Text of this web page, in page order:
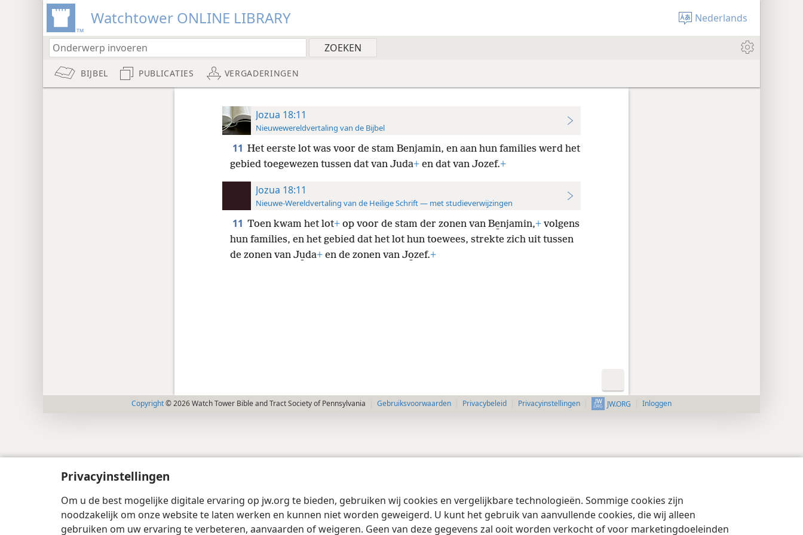
Privacyinstellingen
Om u de best mogelijke digitale ervaring op jw.org te bieden, gebruiken wij cookies en vergelijkbare technologieën. Sommige cookies zijn
noodzakelijk om onze website te laten werken en kunnen niet worden geweigerd. U kunt het gebruik van aanvullende cookies, die wij alleen
gebruiken om uw ervaring te verbeteren, aanvaarden of weigeren. Geen van deze gegevens zal ooit worden verkocht of voor marketingdoeleinden
Watchtower ONLINE LIBRARY Nederlands
BIJBEL PUBLICATIES VERGADERINGEN
Jozua 18:11
Nieuwewereldvertaling van de Bijbel
11 Het eerste lot was voor de stam Benjamin, en aan hun families werd het
gebied toegewezen tussen dat van Juda+en dat van Jozef.+
Jozua 18:11
Nieuwe-Wereldvertaling van de Heilige Schrift — met studieverwijzingen
11 Toen kwam het lot+op voor de stam der zonen van Be̱njamin,+volgens
hun families, en het gebied dat het lot hun toewees, strekte zich uit tussen
de zonen van Ju̱da+en de zonen van Jo̱zef.+
Copyright© 2026 Watch Tower Bible and Tract Society of Pennsylvania Gebruiksvoorwaarden Privacybeleid Privacyinstellingen JW.ORG Inloggen